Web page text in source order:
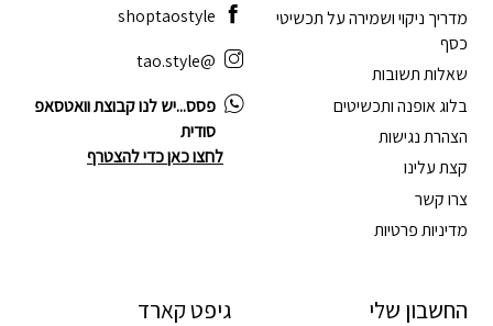
מדריך ניקוי ושמירה על תכשיטי
כסף
שאלות תשובות
בלוג אופנה ותכשיטים
הצהרת נגישות
קצת עלינו
צרו קשר
מדיניות פרטיות
החשבון שלי
shoptaostyle
@tao.style
פסס...יש לנו קבוצת וואטסאפ
סודית
לחצו כאן כדי להצטרף
גיפט קארד